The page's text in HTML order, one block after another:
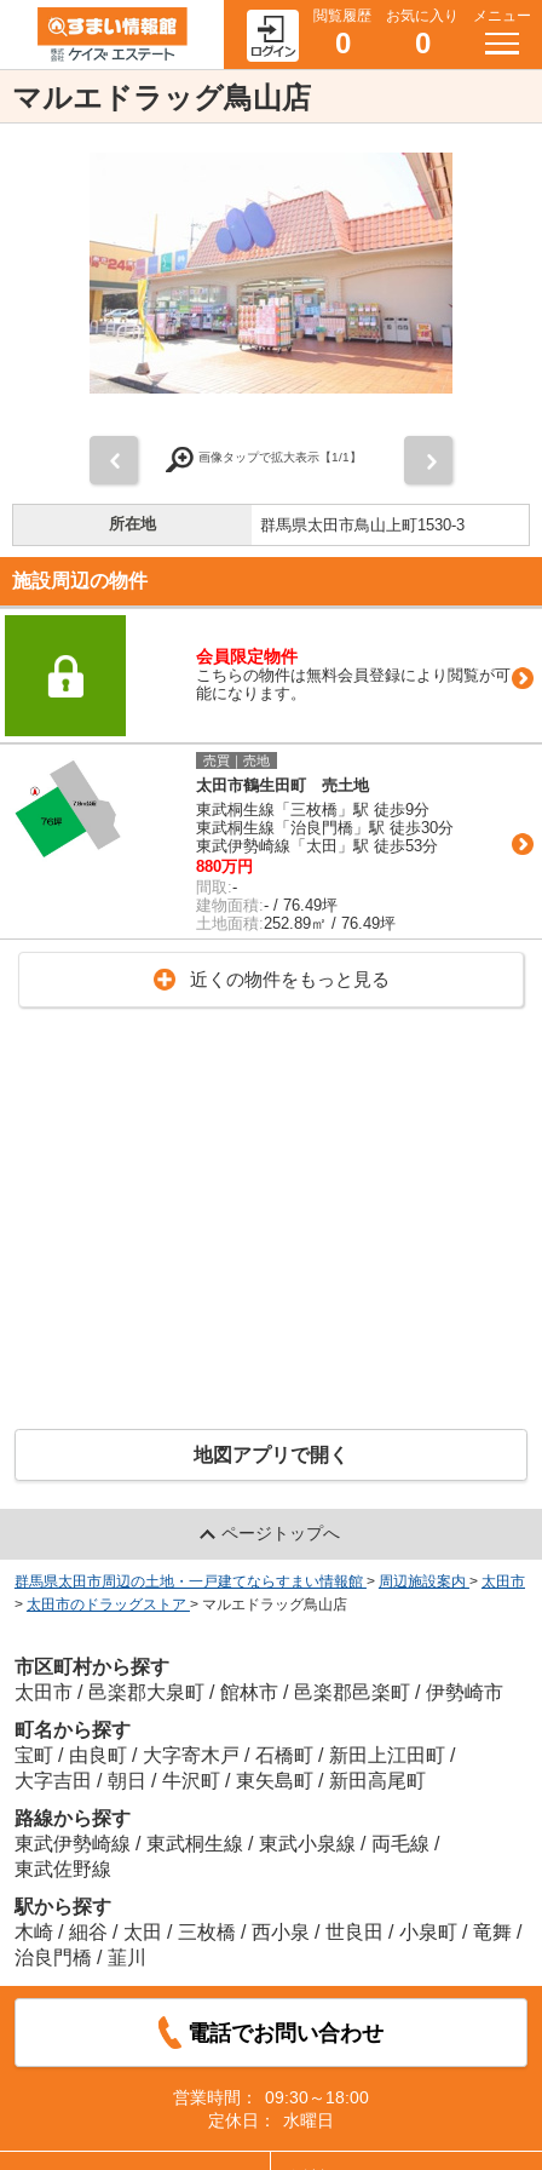
閲覧履歴
0
お気に入り
0
メニュー
マルエドラッグ鳥山店
画像タップで拡大表示【1/1】
所在地 群馬県太田市鳥山上町1530-3
施設周辺の物件
会員限定物件
こちらの物件は無料会員登録により閲覧が可
能になります。
売買｜売地
太田市鶴生田町 売土地
東武桐生線「三枚橋」駅 徒歩9分
東武桐生線「治良門橋」駅 徒歩30分
東武伊勢崎線「太田」駅 徒歩53分
880万円
間取:-
建物面積:- / 76.49坪
土地面積:252.89㎡ / 76.49坪
近くの物件をもっと見る
地図アプリで開く
ページトップへ
群馬県太田市周辺の土地・一戸建てならすまい情報館 > 周辺施設案内 > 太田市
> 太田市のドラッグストア > マルエドラッグ鳥山店
市区町村から探す
太田市 / 邑楽郡大泉町 / 館林市 / 邑楽郡邑楽町 / 伊勢崎市
町名から探す
宝町 / 由良町 / 大字寄木戸 / 石橋町 / 新田上江田町 /
大字吉田 / 朝日 / 牛沢町 / 東矢島町 / 新田高尾町
路線から探す
東武伊勢崎線 / 東武桐生線 / 東武小泉線 / 両毛線 /
東武佐野線
駅から探す
木崎 / 細谷 / 太田 / 三枚橋 / 西小泉 / 世良田 / 小泉町 / 竜舞 /
治良門橋 / 韮川
電話でお問い合わせ
営業時間：
09:30～18:00
定休日：
水曜日